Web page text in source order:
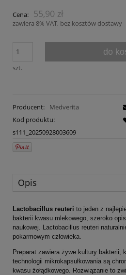
Cena: 55,90 zł
zawiera 8% VAT, bez kosztów dostawy
szt.
do
Producent:
Medverita
Kod produktu:
s111_20250928003609
Opis
Lactobacillus reuteri to jeden z
bakterii kwasu mlekowego, szeroko
naukowej. Lactobacillus reuteri
pokarmowym człowieka.
Preparat zawiera żywe kultury bakterii,
technologii mikrokapsułkowania są
kwasu żołądkowego. Rozwiązanie to